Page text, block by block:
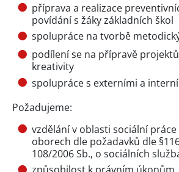
příprava a realizace
povídání s žáky základních škol
spolupráce na tvorbě
podílení se na přípravě
kreativity
spolupráce s externími a
Požadujeme:
vzdělání v oblasti sociální
oborech dle požadavků dle
108/2006 Sb., o sociálních